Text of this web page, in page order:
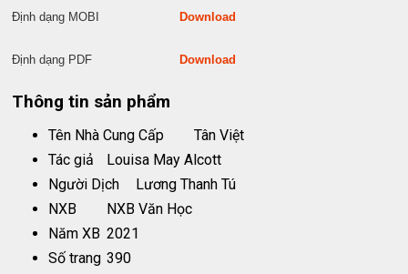
Định dạng MOBI Download
Định dạng PDF Download
Thông tin sản phẩm
Tên Nhà Cung Cấp
Tân Việt
Tác giả
Louisa May Alcott
Người Dịch
Lương Thanh Tú
NXB
NXB Văn Học
Năm XB 2021
Số trang 390